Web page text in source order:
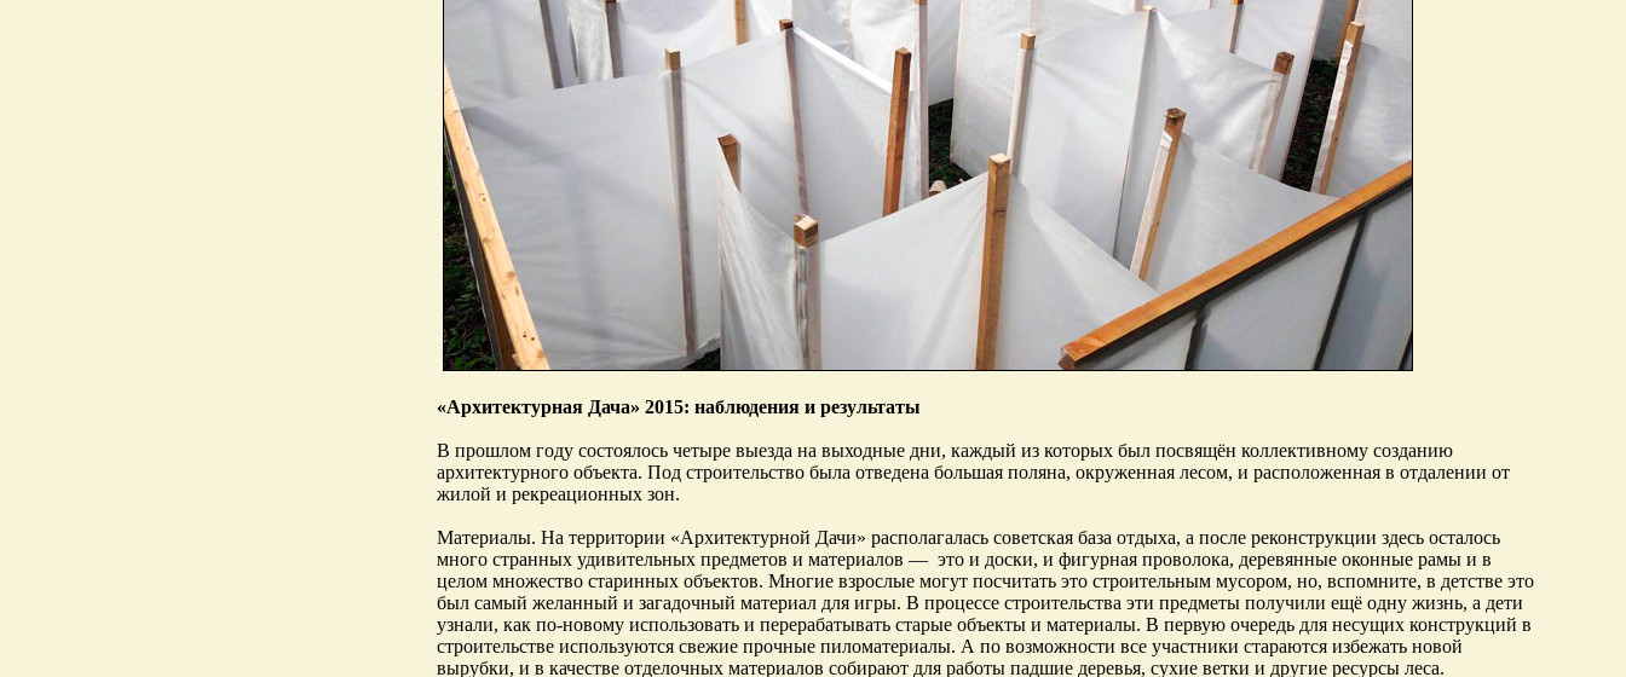
«Архитектурная Дача» 2015: наблюдения и результаты
В прошлом году состоялось четыре выезда на выходные дни, каждый из которых был посвящён коллективному созданию
архитектурного объекта. Под строительство была отведена большая поляна, окруженная лесом, и расположенная в отдалении от
жилой и рекреационных зон.
Материалы. На территории «Архитектурной Дачи» располагалась советская база отдыха, а после реконструкции здесь осталось
много странных удивительных предметов и материалов — это и доски, и фигурная проволока, деревянные оконные рамы и в
целом множество старинных объектов. Многие взрослые могут посчитать это строительным мусором, но, вспомните, в детстве это
был самый желанный и загадочный материал для игры. В процессе строительства эти предметы получили ещё одну жизнь, а дети
узнали, как по-новому использовать и перерабатывать старые объекты и материалы. В первую очередь для несущих конструкций в
строительстве используются свежие прочные пиломатериалы. А по возможности все участники стараются избежать новой
вырубки, и в качестве отделочных материалов собирают для работы падшие деревья, сухие ветки и другие ресурсы леса.